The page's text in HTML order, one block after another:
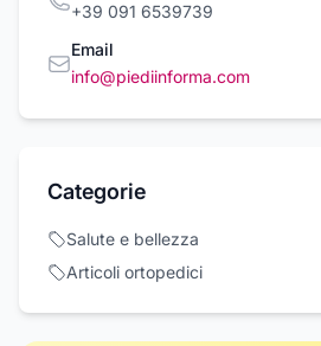
+39 091 6539739
Email
info@piediinforma.com
Categorie
Salute e bellezza
Articoli ortopedici